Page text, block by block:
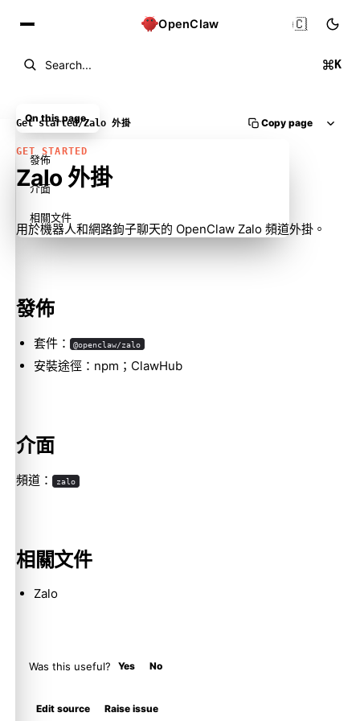
OpenClaw
Search... K
🇨🇳
Get started/Zalo 外掛 Copy page
GET STARTED
Zalo 外掛
用於機器人和網路鉤子聊天的 OpenClaw Zalo 頻道外掛。
發佈
套件： @openclaw/zalo
安裝途徑：npm；ClawHub
介面
頻道： zalo
相關文件
Zalo
Was this useful? Yes No
Edit source Raise issue
On this page
發佈
介面
相關文件